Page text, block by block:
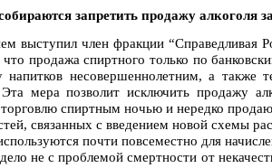
запретить продажу алкоголя
выступил член фракции “Справедливая
продажа спиртного только по
напитков несовершеннолетним, а
мера позволит исключить продажу
спиртным ночью и нередко
связанных с введением новой схемы
почти повсеместно для
не с проблемой смертности от